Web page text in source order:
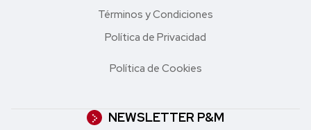
Términos y Condiciones
Política de Privacidad
Política de Cookies
NEWSLETTER P&M